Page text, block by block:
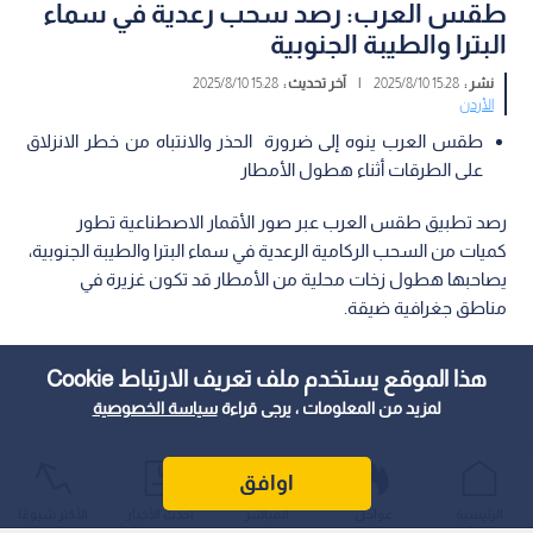
هذا الموقع يستخدم ملف تعريف الارتباط Cookie
لمزيد من المعلومات ، يرجى قراءةسياسة الخصوصية
اوافق
طقس العرب: رصد سحب رعدية في سماء
البترا والطيبة الجنوبية
نشر :15:28 2025/8/10
| آخر تحديث :15:28 2025/8/10
الأردن
طقس العرب ينوه إلى ضرورة الحذر والانتباه من خطر الانزلاق
على الطرقات أثناء هطول الأمطار
رصد تطبيق طقس العرب عبر صور الأقمار الاصطناعية تطور
كميات من السحب الركامية الرعدية في سماء البترا والطيبة الجنوبية،
يصاحبها هطول زخات محلية من الأمطار قد تكون غزيرة في
مناطق جغرافية ضيقة.
عواجل المباشر أحدث الأخبار